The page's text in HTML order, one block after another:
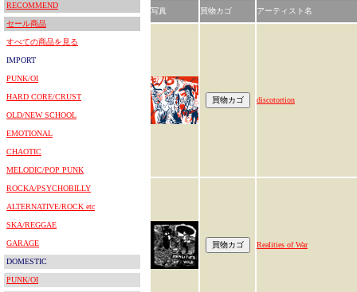
RECOMMEND
セール商品
すべての商品を見る
IMPORT
PUNK/OI
HARD CORE/CRUST
OLD/NEW SCHOOL
EMOTIONAL
CHAOTIC
MELODIC/POP PUNK
ROCKA/PSYCHOBILLY
ALTERNATIVE/ROCK etc
SKA/REGGAE
GARAGE
DOMESTIC
PUNK/OI
写真 買物カゴ アーティスト名
discotortion
Realities of War